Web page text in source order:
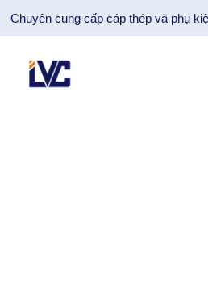
Chuyên cung cấp cáp thép và phụ